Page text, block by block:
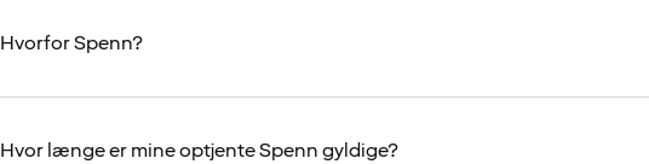
Hvorfor Spenn?
Hvor længe er mine optjente Spenn gyldige?